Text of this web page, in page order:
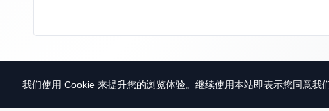
我们使用 Cookie 来提升您的浏览体验。继续使用本站即表示您同意我